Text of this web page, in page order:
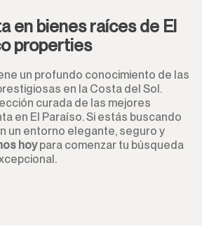
en bienes raíces de El
properties
un profundo conocimiento de las
en la Costa del Sol.
curada de las mejores
en El Paraíso. Si estás buscando
un entorno elegante, seguro y
hoypara comenzar tu búsqueda